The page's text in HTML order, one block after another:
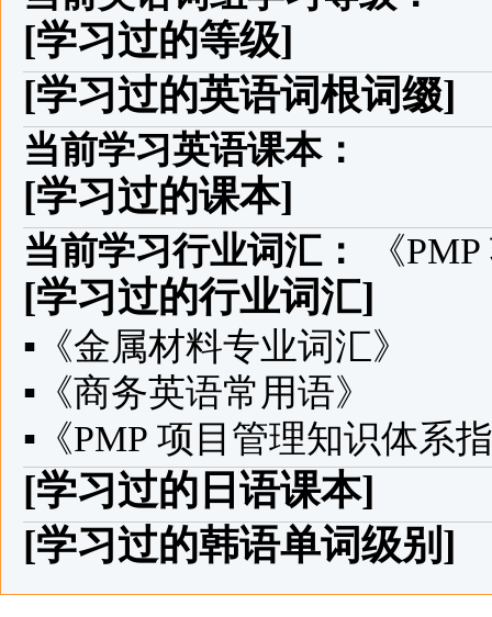
[学习过的等级]
[学习过的英语词根词缀]
当前学习英语课本：
[学习过的课本]
当前学习行业词汇： 《
[学习过的行业词汇]
▪ 《金属材料专业词汇》
▪ 《商务英语常用语》
▪ 《PMP 项目管理知识体系
[学习过的日语课本]
[学习过的韩语单词级别]